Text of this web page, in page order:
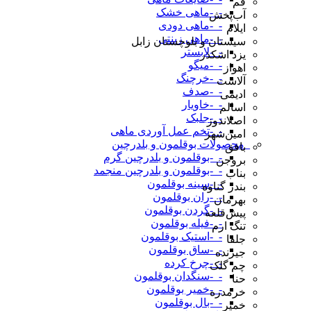
-_-ماهی خشک
-_-ماهی دودی
-_-ماهی زینتی
-_-لابستر
-_-میگو
-_-خرچنگ
-_-صدف
-_-خاویار
-_-جلبک
-_-تخم عمل آوردی ماهی
_محصولات بوقلمون و بلدرچین
-_-بوقلمون و بلدرچین گرم
-_-بوقلمون و بلدرچین منجمد
-_-سینه بوقلمون
-_-ران بوقلمون
-_-گردن بوقلمون
-_-فیله بوقلمون
-_-استیک بوقلمون
-_-ساق بوقلمون
-_-چرخ کرده
-_-سنگدان بوقلمون
-_-خمیر بوقلمون
-_-بال بوقلمون
آب‌پخش
ایلام
سیستان و بلوچستان زابل
یزد اشکذر
اهواز
آلاشت
ادیمی
اسالم
اصلاندوز
امین‌شهر
بافق
بروجن
بناب
بندر گناوه
بهرمان
پیش‌قلعه
تنگ ارم
جلفا
جیرنده
چم گلک
حنا
خرمدره
خمیر